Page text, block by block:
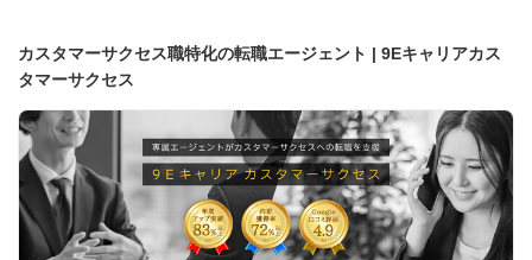
カスタマーサクセス職特化の転職エージェント | 9Eキャリアカス
タマーサクセス